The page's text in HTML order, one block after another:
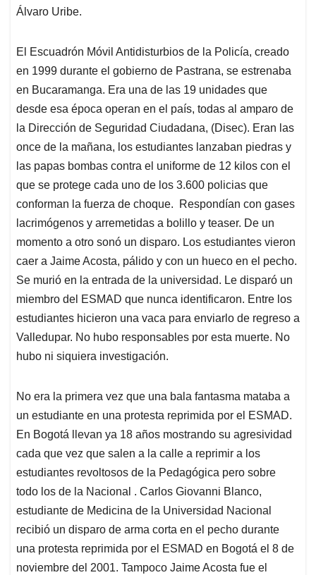
Álvaro Uribe.
El Escuadrón Móvil Antidisturbios de la Policía, creado
en 1999 durante el gobierno de Pastrana, se estrenaba
en Bucaramanga. Era una de las 19 unidades que
desde esa época operan en el país, todas al amparo de
la Dirección de Seguridad Ciudadana, (Disec). Eran las
once de la mañana, los estudiantes lanzaban piedras y
las papas bombas contra el uniforme de 12 kilos con el
que se protege cada uno de los 3.600 policias que
conforman la fuerza de choque. Respondían con gases
lacrimógenos y arremetidas a bolillo y teaser. De un
momento a otro sonó un disparo. Los estudiantes vieron
caer a Jaime Acosta, pálido y con un hueco en el pecho.
Se murió en la entrada de la universidad. Le disparó un
miembro del ESMAD que nunca identificaron. Entre los
estudiantes hicieron una vaca para enviarlo de regreso a
Valledupar. No hubo responsables por esta muerte. No
hubo ni siquiera investigación.
No era la primera vez que una bala fantasma mataba a
un estudiante en una protesta reprimida por el ESMAD.
En Bogotá llevan ya 18 años mostrando su agresividad
cada que vez que salen a la calle a reprimir a los
estudiantes revoltosos de la Pedagógica pero sobre
todo los de la Nacional . Carlos Giovanni Blanco,
estudiante de Medicina de la Universidad Nacional
recibió un disparo de arma corta en el pecho durante
una protesta reprimida por el ESMAD en Bogotá el 8 de
noviembre del 2001. Tampoco Jaime Acosta fue el